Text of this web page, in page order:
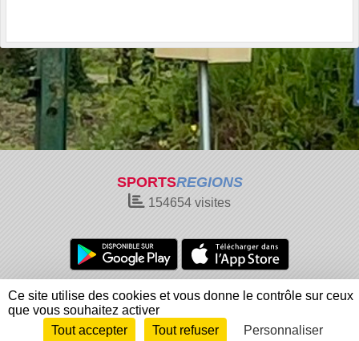
SPORTSREGIONS
154654 visites
Charte cookies
Gestion des cookies
Informations légales
Signaler un contenu inapproprié
Envie de participer ?
Connexion
Ce site utilise des cookies et vous donne le contrôle sur ceux
que vous souhaitez activer
Tout accepter
Tout refuser Personnaliser